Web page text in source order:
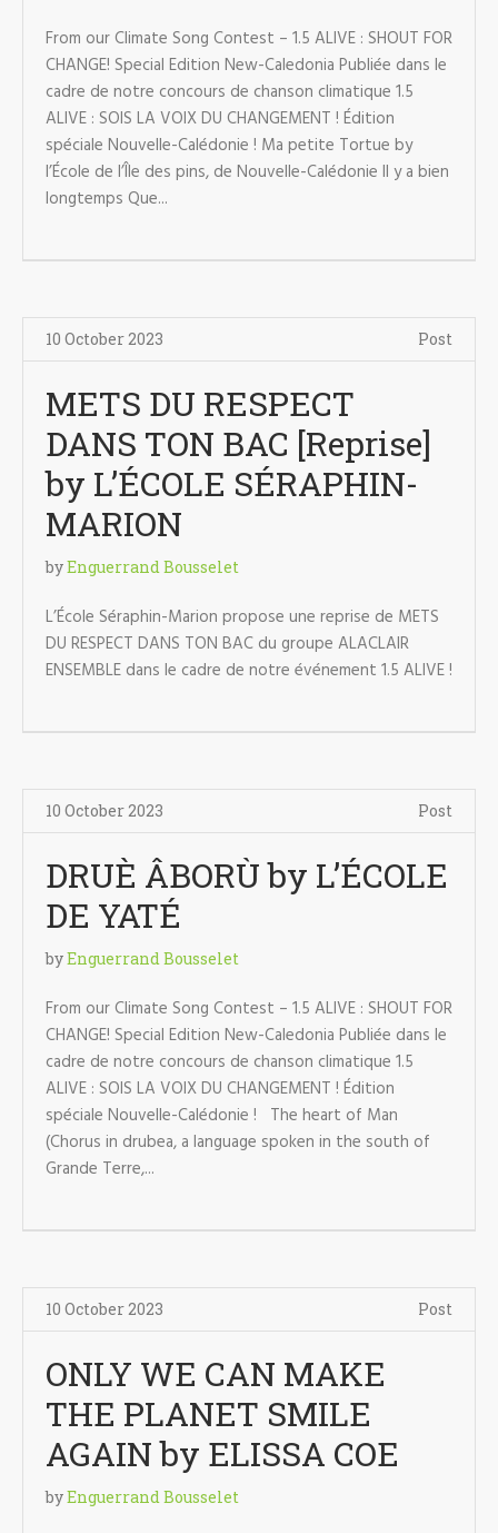
From our Climate Song Contest – 1.5 ALIVE : SHOUT FOR
CHANGE! Special Edition New-Caledonia Publiée dans le
cadre de notre concours de chanson climatique 1.5
ALIVE : SOIS LA VOIX DU CHANGEMENT ! Édition
spéciale Nouvelle-Calédonie ! Ma petite Tortue by
l’École de l’Île des pins, de Nouvelle-Calédonie Il y a bien
longtemps Que...
10 October 2023 Post
METS DU RESPECT
DANS TON BAC [Reprise]
by L’ÉCOLE SÉRAPHIN-
MARION
byEnguerrand Bousselet
L’École Séraphin-Marion propose une reprise de METS
DU RESPECT DANS TON BAC du groupe ALACLAIR
ENSEMBLE dans le cadre de notre événement 1.5 ALIVE !
10 October 2023 Post
DRUÈ ÂBORÙ by L’ÉCOLE
DE YATÉ
byEnguerrand Bousselet
From our Climate Song Contest – 1.5 ALIVE : SHOUT FOR
CHANGE! Special Edition New-Caledonia Publiée dans le
cadre de notre concours de chanson climatique 1.5
ALIVE : SOIS LA VOIX DU CHANGEMENT ! Édition
spéciale Nouvelle-Calédonie ! The heart of Man
(Chorus in drubea, a language spoken in the south of
Grande Terre,...
10 October 2023 Post
ONLY WE CAN MAKE
THE PLANET SMILE
AGAIN by ELISSA COE
byEnguerrand Bousselet